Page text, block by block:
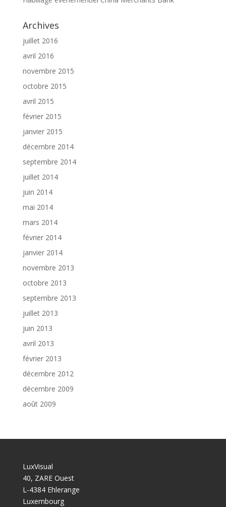
Archives
juillet 2016
avril 2016
novembre 2015
octobre 2015
avril 2015
février 2015
janvier 2015
décembre 2014
septembre 2014
juillet 2014
juin 2014
mai 2014
mars 2014
février 2014
janvier 2014
novembre 2013
octobre 2013
septembre 2013
juillet 2013
juin 2013
avril 2013
février 2013
décembre 2012
décembre 2009
août 2009
LuxVisual
40, ZARE Ouest
L-4384 Ehlerange
Luxembourg